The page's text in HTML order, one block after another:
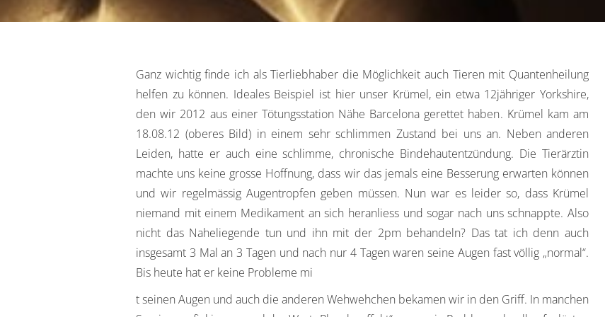
Ganz wichtig finde ich als Tierliebhaber die Möglichkeit auch Tieren mit Quantenheilung
helfen zu können. Ideales Beispiel ist hier unser Krümel, ein etwa 12jähriger Yorkshire,
den wir 2012 aus einer Tötungsstation Nähe Barcelona gerettet haben. Krümel kam am
18.08.12 (oberes Bild) in einem sehr schlimmen Zustand bei uns an. Neben anderen
Leiden, hatte er auch eine schlimme, chronische Bindehautentzündung. Die Tierärztin
machte uns keine grosse Hoffnung, dass wir das jemals eine Besserung erwarten können
und wir regelmässig Augentropfen geben müssen. Nun war es leider so, dass Krümel
niemand mit einem Medikament an sich heranliess und sogar nach uns schnappte. Also
nicht das Naheliegende tun und ihn mit der 2pm behandeln? Das tat ich denn auch
insgesamt 3 Mal an 3 Tagen und nach nur 4 Tagen waren seine Augen fast völlig „normal“.
Bis heute hat er keine Probleme mi
t seinen Augen und auch die anderen Wehwehchen bekamen wir in den Griff. In manchen